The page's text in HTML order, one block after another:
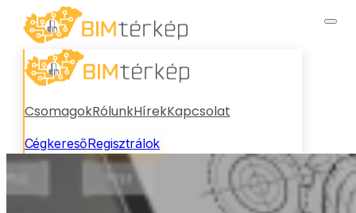
CsomagokRólunkHírekKapcsolat
CégkeresőRegisztrálok